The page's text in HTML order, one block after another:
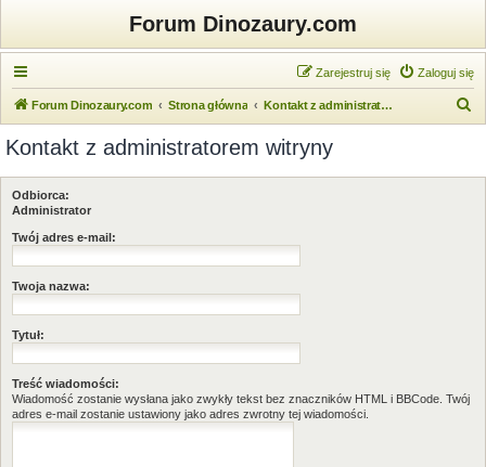
Forum Dinozaury.com
Zaloguj się
Zarejestruj się
Forum Dinozaury.com Strona główna Kontakt z administratorem witryny
k
Kontakt z administratorem witryny
Odbiorca:
Administrator
Twój adres e-mail:
Twoja nazwa:
Tytuł:
Treść wiadomości:
Wiadomość zostanie wysłana jako zwykły tekst bez znaczników HTML i BBCode. Twój
adres e-mail zostanie ustawiony jako adres zwrotny tej wiadomości.